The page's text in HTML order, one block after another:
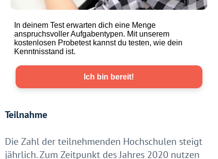
Teilnahme
Die Zahl der teilnehmenden Hochschulen steigt
jährlich. Zum Zeitpunkt des Jahres 2020 nutzen